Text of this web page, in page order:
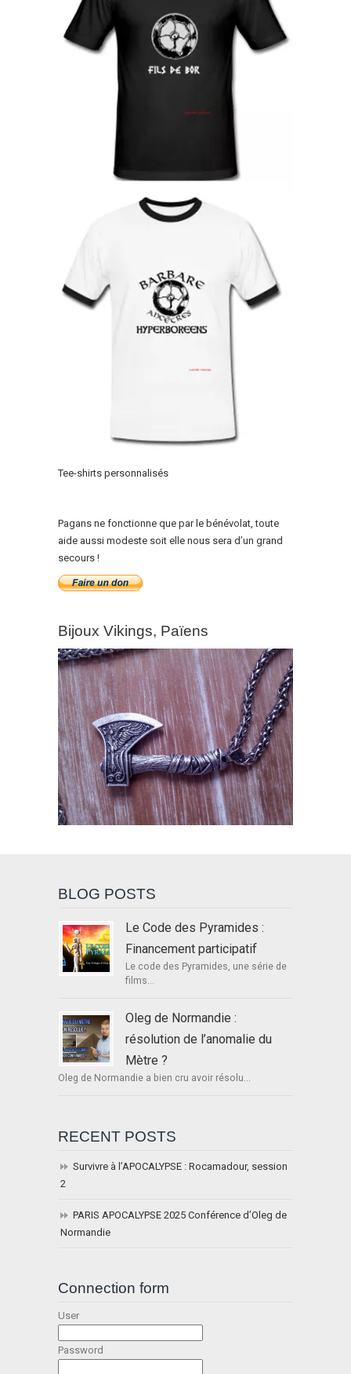
Tee-shirts personnalisés
Pagans ne fonctionne que par le bénévolat, toute
aide aussi modeste soit elle nous sera d’un grand
secours !
Bijoux Vikings, Païens
BLOG POSTS
Le Code des Pyramides :
Financement participatif
Le code des Pyramides, une série de
films...
Oleg de Normandie :
résolution de l’anomalie du
Mètre ?
Oleg de Normandie a bien cru avoir résolu...
RECENT POSTS
Survivre à l’APOCALYPSE : Rocamadour, session
2
PARIS APOCALYPSE 2025 Conférence d’Oleg de
Normandie
Connection form
User
Password